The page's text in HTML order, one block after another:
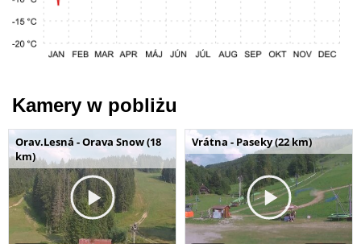
Kamery w pobliżu
Orav.Lesná - Orava Snow (18
km)
Vrátna - Paseky (22 km)